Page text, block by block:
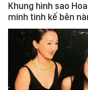
Khung hình sao
minh tinh kế bên